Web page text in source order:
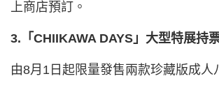
上商店預訂。
3.「CHIIKAWA DAYS」大型特展持
由8月1日起限量發售兩款珍藏版成人